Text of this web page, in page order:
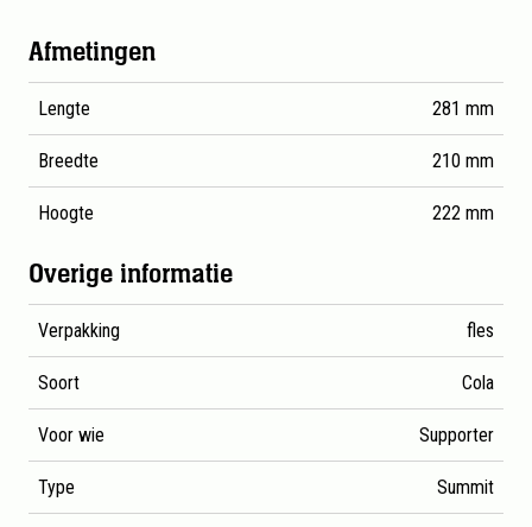
Afmetingen
Lengte 281 mm
Breedte 210 mm
Hoogte 222 mm
Overige informatie
Verpakking fles
Soort Cola
Voor wie Supporter
Type Summit